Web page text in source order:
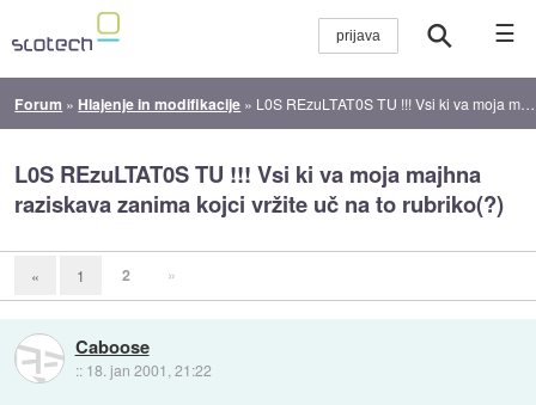
☰
Forum » Hlajenje in modifikacije » L0S REzuLTAT0S TU !!! Vsi ki va moja majhna raziskava zanima kojci vržite uč na to rubriko(?)
L0S REzuLTAT0S TU !!! Vsi ki va moja majhna
raziskava zanima kojci vržite uč na to rubriko(?)
« 1 2 »
Caboose
:: 18. jan 2001, 21:22